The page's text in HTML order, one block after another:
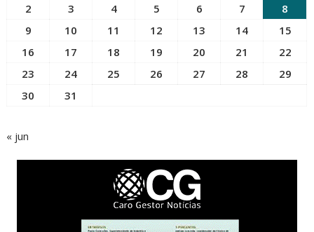
2
3 4 5 6 7
8
9
10 11 12 13 14
15
16
17 18 19 20 21
22
23
24 25 26 27 28
29
30
31
« jun